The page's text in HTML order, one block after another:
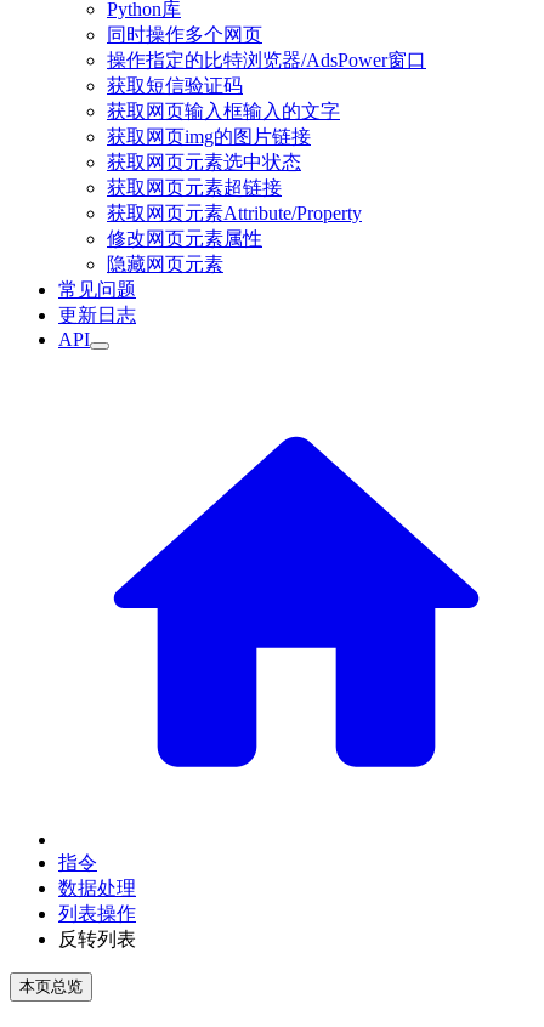
Python库
同时操作多个网页
操作指定的比特浏览器/AdsPower窗口
获取短信验证码
获取网页输入框输入的文字
获取网页img的图片链接
获取网页元素选中状态
获取网页元素超链接
获取网页元素Attribute/Property
修改网页元素属性
隐藏网页元素
常见问题
更新日志
API
指令
数据处理
列表操作
反转列表
本页总览